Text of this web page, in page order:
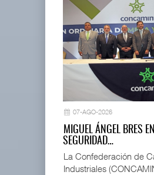
07-AGO-2026
MIGUEL ÁNGEL BRES
SEGURIDAD…
La Confederación de
Industriales